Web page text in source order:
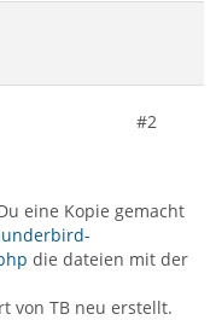
#2
eine Kopie gemacht
die dateien mit der
von TB neu erstellt.